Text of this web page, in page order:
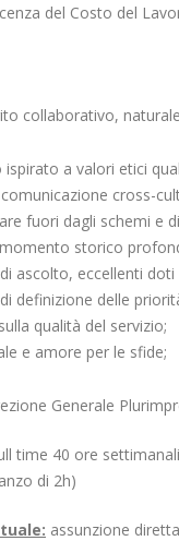
del Costo del
collaborativo,
a valori etici
cross-
fuori dagli schemi e
storico
ascolto, eccellenti
definizione delle
qualità del servizio;
e amore per le sfide;
Generale
time 40 ore
di 2h)
assunzione